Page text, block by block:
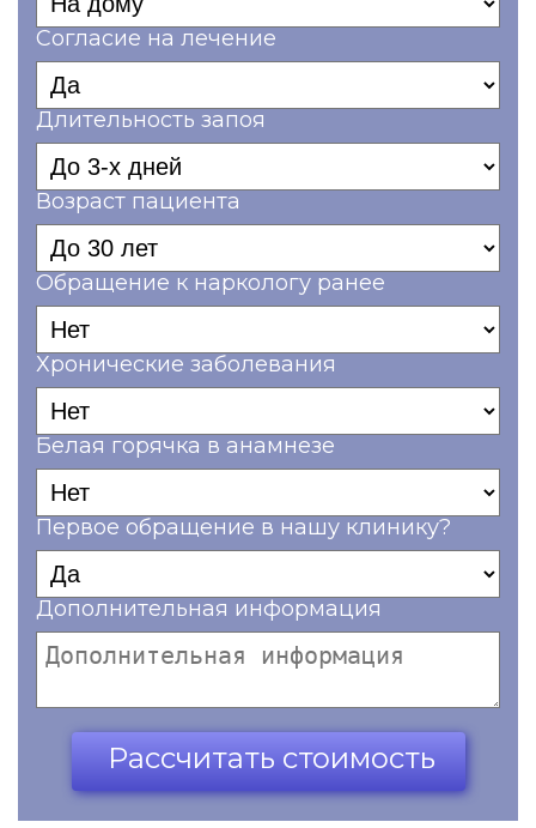
Согласие на лечение
Длительность запоя
Возраст пациента
Обращение к наркологу ранее
Хронические заболевания
Белая горячка в анамнезе
Первое обращение в нашу клинику?
Дополнительная информация
Рассчитать стоимость
Ваш телефон*